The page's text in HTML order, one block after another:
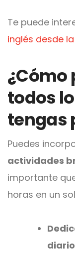
Te puede
inglés desde
todos
tengas
Puedes
actividades
importante
horas en un